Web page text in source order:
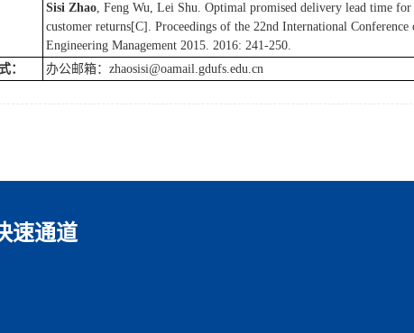
Sisi Zhao, Feng Wu, Lei Shu. Optimal promised delivery lead time for
customer returns[C]. Proceedings of the 22nd International
Engineering Management 2015. 2016: 241-250.
：
办公邮箱：zhaosisi@oamail.gdufs.edu.cn
速通道